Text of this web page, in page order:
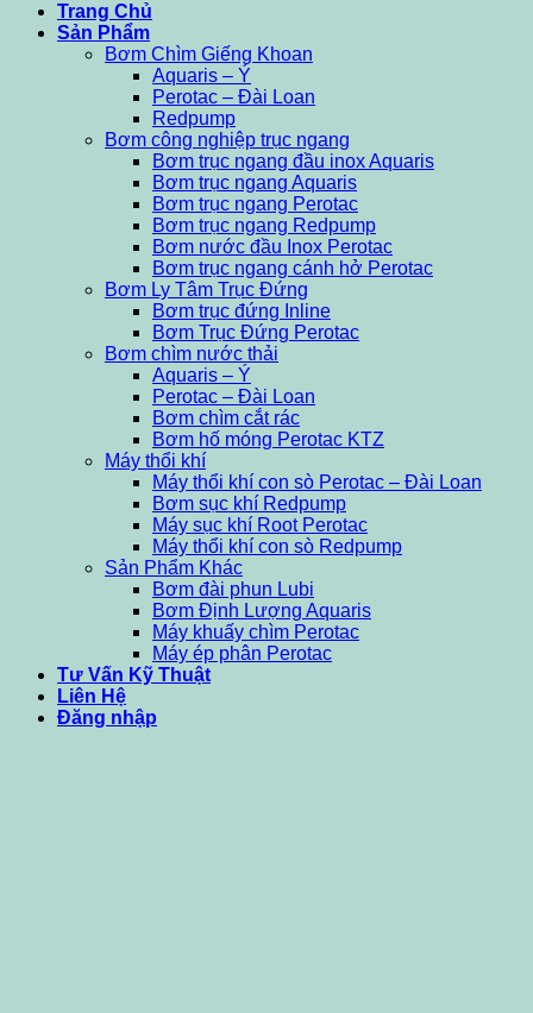
Trang Chủ
Sản Phẩm
Bơm Chìm Giếng Khoan
Aquaris – Ý
Perotac – Đài Loan
Redpump
Bơm công nghiệp trục ngang
Bơm trục ngang đầu inox Aquaris
Bơm trục ngang Aquaris
Bơm trục ngang Perotac
Bơm trục ngang Redpump
Bơm nước đầu Inox Perotac
Bơm trục ngang cánh hở Perotac
Bơm Ly Tâm Trục Đứng
Bơm trục đứng Inline
Bơm Trục Đứng Perotac
Bơm chìm nước thải
Aquaris – Ý
Perotac – Đài Loan
Bơm chìm cắt rác
Bơm hố móng Perotac KTZ
Máy thổi khí
Máy thổi khí con sò Perotac – Đài Loan
Bơm sục khí Redpump
Máy sục khí Root Perotac
Máy thổi khí con sò Redpump
Sản Phẩm Khác
Bơm đài phun Lubi
Bơm Định Lượng Aquaris
Máy khuấy chìm Perotac
Máy ép phân Perotac
Tư Vấn Kỹ Thuật
Liên Hệ
Đăng nhập